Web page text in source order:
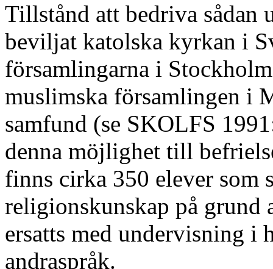
Tillstånd att bedriva sådan
beviljat katolska kyrkan i
församlingarna i
muslimska församlingen i
samfund (se SKOLFS
denna möjlighet till
finns cirka 350 elever som
religionskunskap på grund
ersatts med undervisning i
andraspråk.